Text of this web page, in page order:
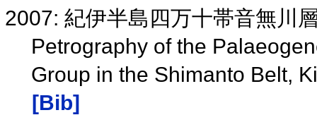
2007: 紀伊半島四万十帯音無川
Petrography of the
Group in the Shimanto Belt,
[Bib]